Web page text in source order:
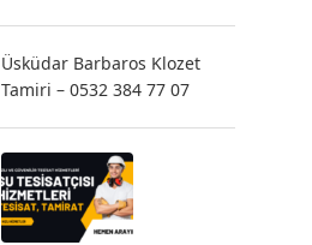
Üsküdar Barbaros Klozet
Tamiri – 0532 384 77 07